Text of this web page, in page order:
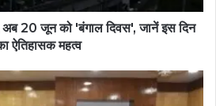
अब 20 जून को 'बंगाल दिवस', जानें इस दिन
ऐतिहासक महत्व